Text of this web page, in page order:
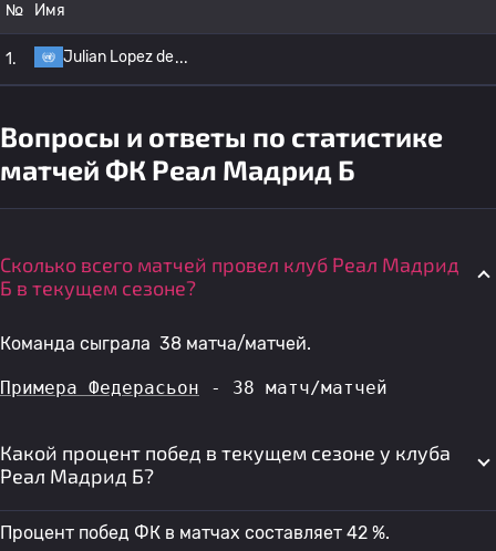
№ Имя
1. Julian Lopez de
Вопросы и ответы по статистике
матчей ФК Реал Мадрид Б
Сколько всего матчей провел клуб Реал Мадрид
Б в текущем сезоне?
Команда сыграла 38 матча/матчей.
Примера Федерасьон - 38 матч/матчей
Какой процент побед в текущем сезоне у клуба
Реал Мадрид Б?
Процент побед ФК в матчах составляет 42 %.